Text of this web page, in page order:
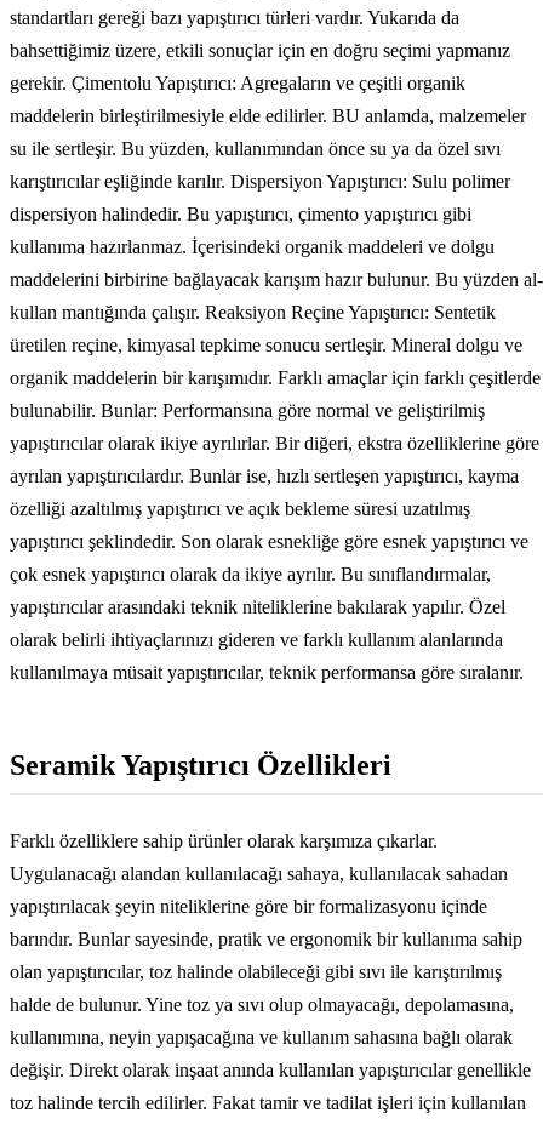
standartları gereği bazı yapıştırıcı türleri vardır. Yukarıda da
bahsettiğimiz üzere, etkili sonuçlar için en doğru seçimi yapmanız
gerekir. Çimentolu Yapıştırıcı: Agregaların ve çeşitli organik
maddelerin birleştirilmesiyle elde edilirler. BU anlamda, malzemeler
su ile sertleşir. Bu yüzden, kullanımından önce su ya da özel sıvı
karıştırıcılar eşliğinde karılır. Dispersiyon Yapıştırıcı: Sulu polimer
dispersiyon halindedir. Bu yapıştırıcı, çimento yapıştırıcı gibi
kullanıma hazırlanmaz. İçerisindeki organik maddeleri ve dolgu
maddelerini birbirine bağlayacak karışım hazır bulunur. Bu yüzden al-
kullan mantığında çalışır. Reaksiyon Reçine Yapıştırıcı: Sentetik
üretilen reçine, kimyasal tepkime sonucu sertleşir. Mineral dolgu ve
organik maddelerin bir karışımıdır. Farklı amaçlar için farklı çeşitlerde
bulunabilir. Bunlar: Performansına göre normal ve geliştirilmiş
yapıştırıcılar olarak ikiye ayrılırlar. Bir diğeri, ekstra özelliklerine göre
ayrılan yapıştırıcılardır. Bunlar ise, hızlı sertleşen yapıştırıcı, kayma
özelliği azaltılmış yapıştırıcı ve açık bekleme süresi uzatılmış
yapıştırıcı şeklindedir. Son olarak esnekliğe göre esnek yapıştırıcı ve
çok esnek yapıştırıcı olarak da ikiye ayrılır. Bu sınıflandırmalar,
yapıştırıcılar arasındaki teknik niteliklerine bakılarak yapılır. Özel
olarak belirli ihtiyaçlarınızı gideren ve farklı kullanım alanlarında
kullanılmaya müsait yapıştırıcılar, teknik performansa göre sıralanır.
Seramik Yapıştırıcı Özellikleri
Farklı özelliklere sahip ürünler olarak karşımıza çıkarlar.
Uygulanacağı alandan kullanılacağı sahaya, kullanılacak sahadan
yapıştırılacak şeyin niteliklerine göre bir formalizasyonu içinde
barındır. Bunlar sayesinde, pratik ve ergonomik bir kullanıma sahip
olan yapıştırıcılar, toz halinde olabileceği gibi sıvı ile karıştırılmış
halde de bulunur. Yine toz ya sıvı olup olmayacağı, depolamasına,
kullanımına, neyin yapışacağına ve kullanım sahasına bağlı olarak
değişir. Direkt olarak inşaat anında kullanılan yapıştırıcılar genellikle
toz halinde tercih edilirler. Fakat tamir ve tadilat işleri için kullanılan